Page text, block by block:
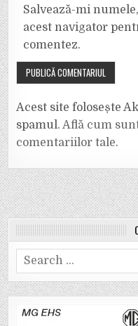
Salvează-mi
acest navigator
comentez.
Acest site folosește
spamul.Află cum
comentariilor tale.
Search
for: